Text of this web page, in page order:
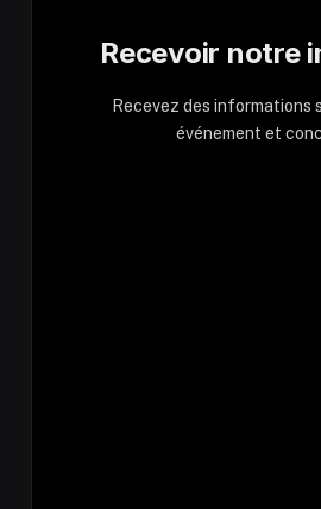
Recevoir notre
Recevez des informations
événement et